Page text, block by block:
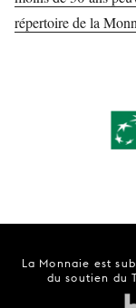
répertoire de la
La Monnaie est
du soutien du